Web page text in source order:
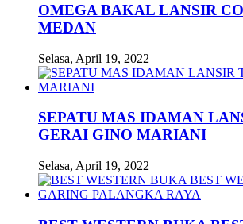
OMEGA BAKAL LANSIR
MEDAN
Selasa, April 19, 2022
SEPATU MAS IDAMAN
GERAI GINO MARIANI
Selasa, April 19, 2022